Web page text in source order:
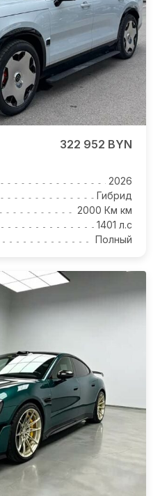
322 952 BYN
2026
Гибрид
2000 Км км
1401 л.с
Полный